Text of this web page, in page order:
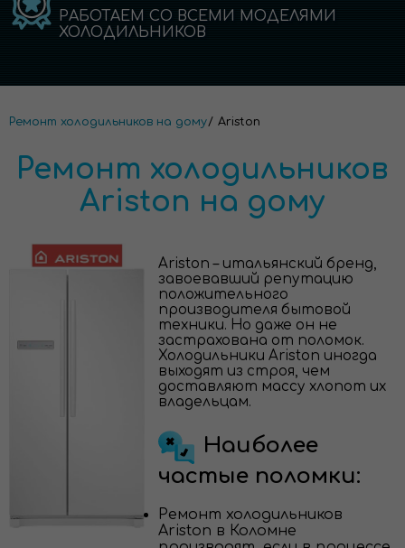
РАБОТАЕМ СО ВСЕМИ МОДЕЛЯМИ
ХОЛОДИЛЬНИКОВ
Ремонт холодильников на дому Ariston
Ремонт холодильников
Ariston на дому
Ariston – итальянский бренд,
завоевавший репутацию
положительного
производителя бытовой
техники. Но даже он не
застрахована от поломок.
Холодильники Ariston иногда
выходят из строя, чем
доставляют массу хлопот их
владельцам.
Наиболее
частые поломки:
Ремонт холодильников
Ariston в Коломне